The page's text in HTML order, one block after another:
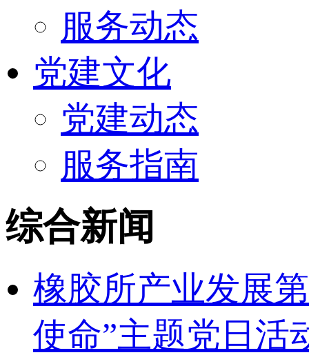
服务动态
党建文化
党建动态
服务指南
综合新闻
橡胶所产业发展
使命”主题党日活